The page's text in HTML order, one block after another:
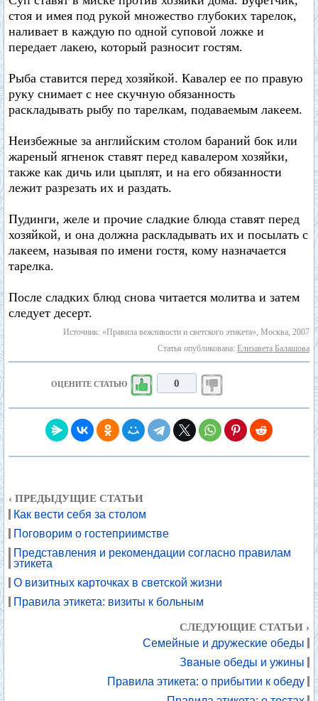
стоя и имея под рукой множество глубоких тарелок,
наливает в каждую по одной суповой ложке и
передает лакею, который разносит гостям.
Рыба ставится перед хозяйкой. Кавалер ее по правую
руку снимает с нее скучную обязанность
раскладывать рыбу по тарелкам, подаваемым лакеем.
Неизбежные за английским столом бараний бок или
жареный ягненок ставят перед кавалером хозяйки,
также как дичь или цыплят, и на его обязанности
лежит разрезать их и раздать.
Пудинги, желе и прочие сладкие блюда ставят перед
хозяйкой, и она должна раскладывать их и посылать с
лакеем, называя по имени гостя, кому назначается
тарелка.
После сладких блюд снова читается молитва и затем
следует десерт.
Источник: «Правила вежливости и светского этикета», Москва, 2007
Статья опубликована: Елизавета Балашова
ОЦЕНИТЕ СТАТЬЮ 0
‹ ПРЕДЫДУЩИЕ СТАТЬИ
Как вести себя за столом
Поговорим о гостеприимстве
Представления и рекомендации согласно правилам
этикета
О визитных карточках в светской жизни
Правила этикета: визиты к больным
СЛЕДУЮЩИЕ СТАТЬИ ›
Семейные и дружеские обеды
Званые обеды и ужины
Правила этикета: о прибытии к обеду